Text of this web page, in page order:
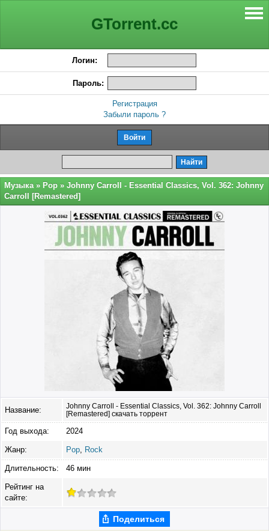
GTorrent.cc
Логин:
Пароль:
Регистрация
Забыли пароль ?
Музыка » Pop » Johnny Carroll - Essential Classics, Vol. 362: Johnny
Carroll [Remastered]
Название:
Johnny Carroll - Essential Classics, Vol. 362: Johnny Carroll
[Remastered] скачать торрент
Год выхода: 2024
Жанр: Pop Rock
Длительность: 46 мин
Рейтинг на
сайте:
Поделиться